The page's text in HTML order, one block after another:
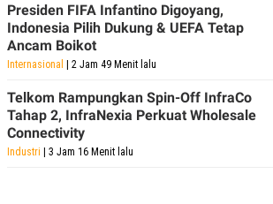
Presiden FIFA Infantino Digoyang,
Indonesia Pilih Dukung & UEFA Tetap
Ancam Boikot
Internasional | 2 Jam 49 Menit lalu
Telkom Rampungkan Spin-Off InfraCo
Tahap 2, InfraNexia Perkuat Wholesale
Connectivity
Industri | 3 Jam 16 Menit lalu